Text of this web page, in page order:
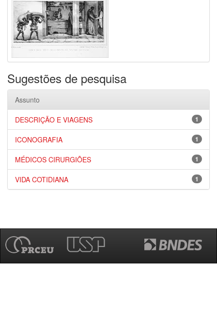
Sugestões de pesquisa
Assunto
1
DESCRIÇÃO E VIAGENS
1
ICONOGRAFIA
1
MÉDICOS CIRURGIÕES
1
VIDA COTIDIANA